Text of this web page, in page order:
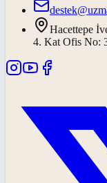
Hacettepe
4. Kat Ofis No: